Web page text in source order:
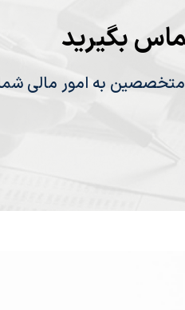
بگیرید
متخصصین به امور مالی